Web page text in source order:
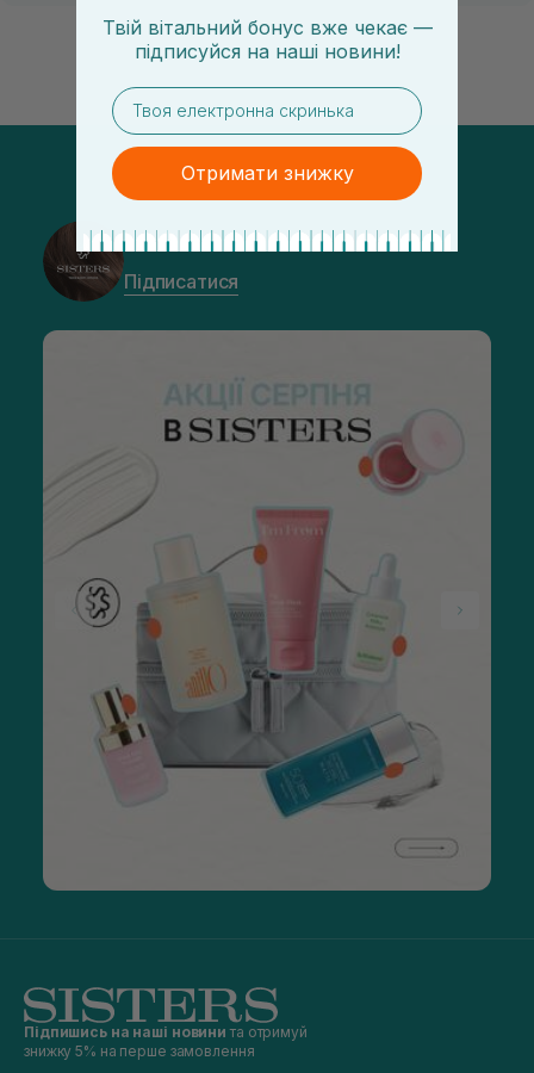
@sisters_stelmakh в Instagram
Підписатися
Підпишись на наші новини та отримуй
знижку 5% на перше замовлення
Твій вітальний бонус вже чекає —
підписуйся на наші новини!
email
Отримати знижку